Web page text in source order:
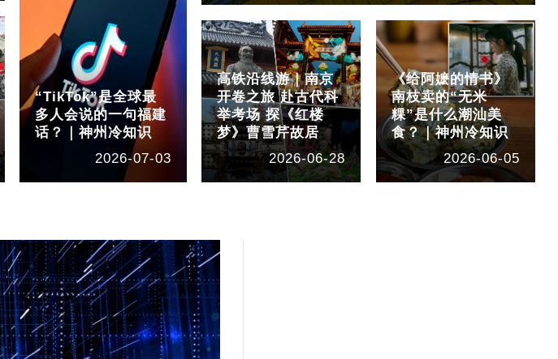
“TikTok”是全球最
多人会说的一句福建
话？｜神州冷知识
2026-07-03
高铁沿线游｜南京
开卷之旅 赴古代科
举考场 探《红楼
梦》曹雪芹故居
2026-06-28
《给阿嬷的情书》
南枝卖的“无米
粿”是什么潮汕美
食？｜神州冷知识
2026-06-05